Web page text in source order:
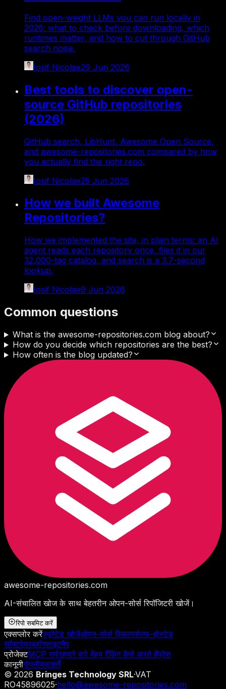
Find open-weight LLMs you can run locally in
2026: what to check before downloading, which
runtimes matter, and how to cut through GitHub
search noise.
Iosif Nicolae29 Jun 2026
Best tools to discover open-
source GitHub repositories
(2026)
GitHub search, LibHunt, Awesome Open Source,
and awesome-repositories.com compared by how
you actually find the right repo.
Iosif Nicolae25 Jun 2026
How we built Awesome
Repositories?
How we implemented the site, in plain terms: an AI
agent reads each repository once, files it in our
32,000-tag catalog, and search is a 3.7-second
lookup.
Iosif Nicolae9 Jun 2026
Common questions
What is the awesome-repositories.com blog about?
How do you decide which repositories are the best?
How often is the blog updated?
awesome-repositories.com
AI-संचालित खोज के साथ बेहतरीन ओपन-सोर्स रिपॉजिटरी खोजें।
रिपो सबमिट करें
एक्सप्लोर करेंक्यूरेटेड खोजेंओपन-सोर्स विकल्पसेल्फ-होस्टेड
सॉफ्टवेयरब्लॉगसाइटमैप
प्रोजेक्टMCP सर्वरहमारे बारे मेंहम रैंकिंग कैसे करते हैंप्रेस
कानूनीगोपनीयताशर्तें
© 2026 Bringes Technology SRL·VAT
RO45896025·hello@awesome-repositories.com